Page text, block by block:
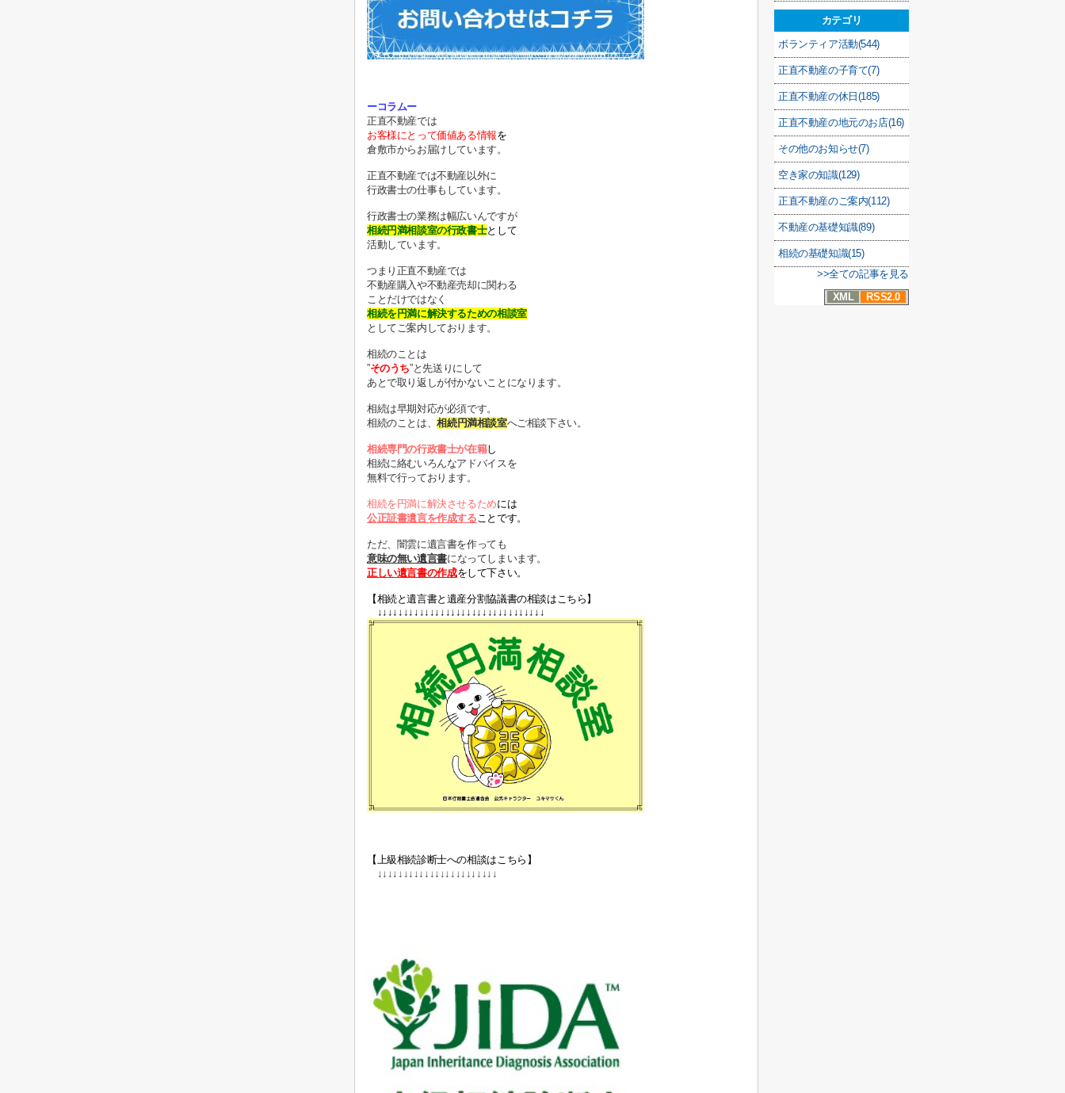
ーコラムー
正直不動産では
お客様にとって価値ある情報を
倉敷市からお届けしています。
正直不動産では不動産以外に
行政書士の仕事もしています。
行政書士の業務は幅広いんですが
相続円満相談室の行政書士として
活動しています。
つまり正直不動産では
不動産購入や不動産売却に関わる
ことだけではなく
相続を円満に解決するための相談室
としてご案内しております。
相続のことは
”そのうち”と先送りにして
あとで取り返しが付かないことになります。
相続は早期対応が必須です。
相続のことは、相続円満相談室へご相談下さい。
相続専門の行政書士が在籍し
相続に絡むいろんなアドバイスを
無料で行っております。
相続を円満に解決させるためには
公正証書遺言を作成することです。
ただ、闇雲に遺言書を作っても
意味の無い遺言書になってしまいます。
正しい遺言書の作成をして下さい。
【相続と遺言書と遺産分割協議書の相談はこちら】
↓↓↓↓↓↓↓↓↓↓↓↓ ↓↓↓ ↓↓↓ ↓↓↓ ↓↓↓↓↓↓↓↓↓ ↓↓
【上級相続診断士への相談はこちら】
↓↓↓↓↓↓↓↓↓ ↓↓↓ ↓↓↓ ↓↓↓↓↓↓↓↓
カテゴリ
ボランティア活動(544)
正直不動産の子育て(7)
正直不動産の休日(185)
正直不動産の地元のお店(16)
その他のお知らせ(7)
空き家の知識(129)
正直不動産のご案内(112)
不動産の基礎知識(89)
相続の基礎知識(15)
>>全ての記事を見る
XML
RSS2.0